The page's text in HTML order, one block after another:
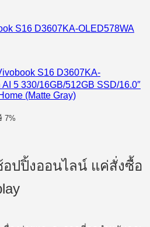
S16 D3607KA-
5 330/16GB/512GB SSD/16.0″
(Matte Gray)
7%
ปปิ้งออนไลน์ แค่สั่งซื้อ